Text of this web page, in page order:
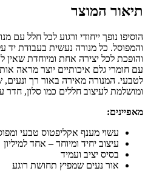
תיאור המוצר
הוסיפו נופך ייחודי ורגוע לכל חלל עם
והמפוסל. כל מנורה נעשית בעבודת יד
והופכת לכל יצירה אחת ומיוחדת
עם חומרי גלם איכותיים יוצר מראה
לטבעי. המנורה מאירה באור רך ונעים,
ומושלמת לעיצוב חללים כמו סלון, חדר
מאפיינים:
עשוי מענף אקליפטוס טבעי
עיצוב יחיד ומיוחד – אחד למיליון
בסיס יציב ועמיד
אור נעים שמפיץ תחושת רוגע